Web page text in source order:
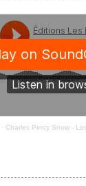
· Charles Percy Snow -